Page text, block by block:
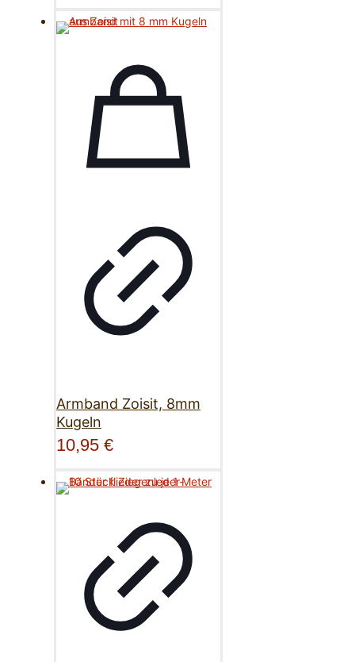
Armband Zoisit, 8mm
Kugeln
10,95 €